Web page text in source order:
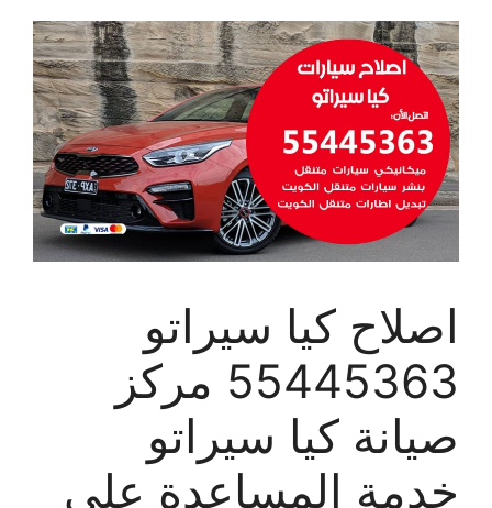
اصلاح كيا سيراتو
55445363 مركز
صيانة كيا سيراتو
خدمة المساعدة على